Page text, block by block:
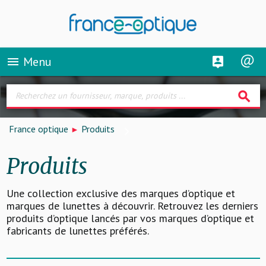
menu Menu
search
France optique Produits
Produits
Une collection exclusive des marques d’optique et
marques de lunettes à découvrir. Retrouvez les derniers
produits d’optique lancés par vos marques d’optique et
fabricants de lunettes préférés.